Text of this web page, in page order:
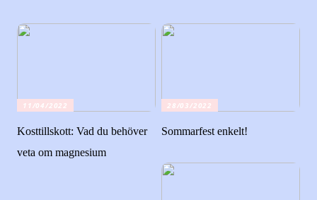
11/04/2022
Kosttillskott: Vad du behöver
veta om magnesium
28/03/2022
Sommarfest enkelt!